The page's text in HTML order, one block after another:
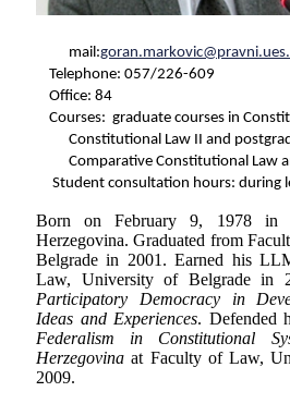
mail:
Telephone: 057/226-609
Office: 84
Courses: graduate courses in
Constitutional Law II and
Comparative Constitutional Law
Student consultation hours: during
Born on February 9, 1978 in
Herzegovina. Graduated from
Belgrade in 2001. Earned his
Law, University of Belgrade in
Participatory Democracy in
Ideas and Experiences. Defended
Federalism in Constitutional
Herzegovina at Faculty of Law,
2009.